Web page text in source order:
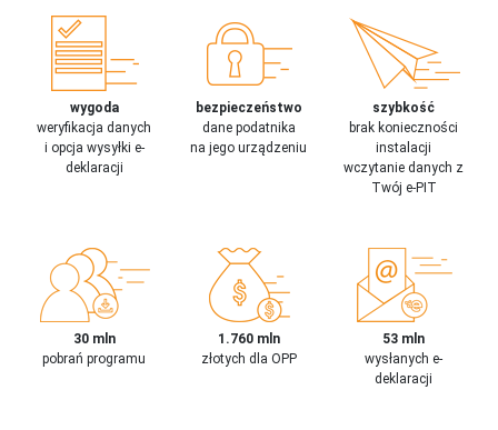
wygoda
weryfikacja danych
i opcja wysyłki e-
deklaracji
bezpieczeństwo
dane podatnika
na jego urządzeniu
szybkość
brak konieczności
instalacji
wczytanie danych z
Twój e-PIT
30 mln
pobrań programu
1.760 mln
złotych dla OPP
53 mln
wysłanych e-
deklaracji